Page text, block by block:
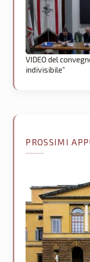
VIDEO del
indivisibile”
PROSSIMI